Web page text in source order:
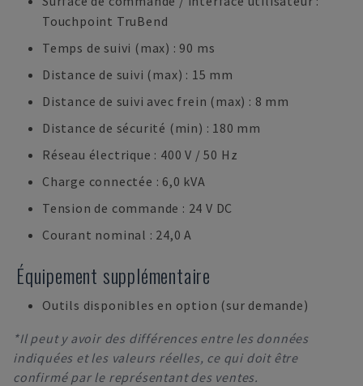
Touchpoint TruBend
Temps de suivi (max) : 90 ms
Distance de suivi (max) : 15 mm
Distance de suivi avec frein (max) : 8 mm
Distance de sécurité (min) : 180 mm
Réseau électrique : 400 V / 50 Hz
Charge connectée : 6,0 kVA
Tension de commande : 24 V DC
Courant nominal : 24,0 A
Équipement supplémentaire
Outils disponibles en option (sur demande)
*Il peut y avoir des différences entre les données
indiquées et les valeurs réelles, ce qui doit être
confirmé par le représentant des ventes.